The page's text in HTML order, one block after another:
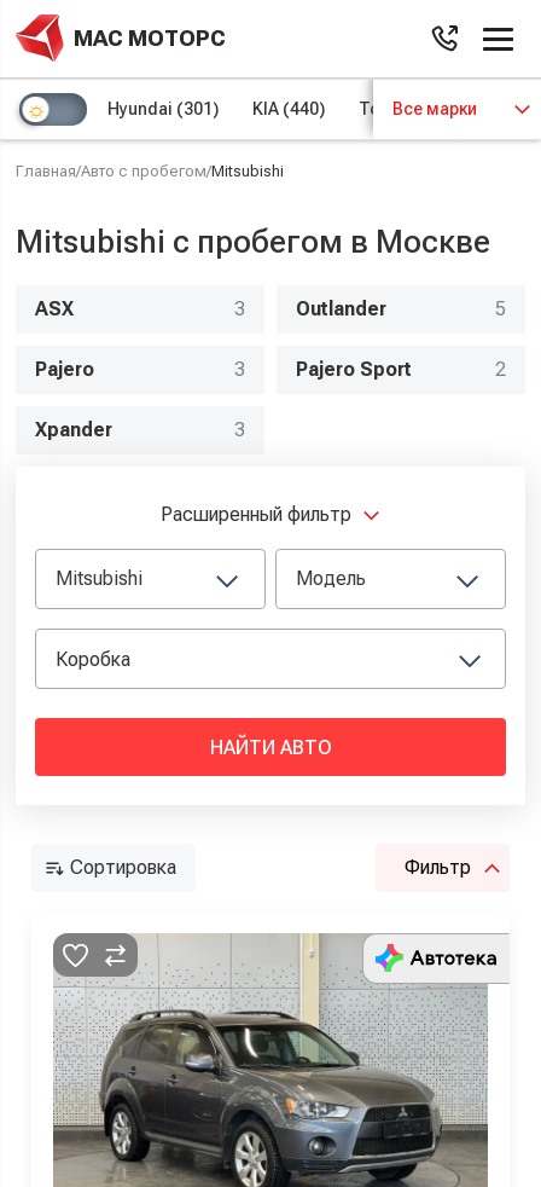
МАС МОТОРС
Hyundai (301) KIA (440) Toyota(97)
Все марки
Главная/Авто с пробегом/Mitsubishi
Mitsubishi с пробегом в Москве
ASX 3 Outlander 5
Pajero 3 Pajero Sport 2
Xpander 3
Расширенный фильтр
Mitsubishi Модель
НАЙТИ АВТО
Сортировка Фильтр